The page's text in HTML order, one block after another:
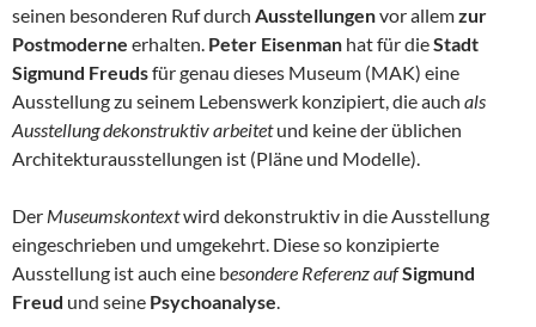
seinen besonderen Ruf durch Ausstellungenvor allemzur
Postmoderne erhalten. Peter Eisenman hat für dieStadt
Sigmund Freudsfür genau dieses Museum (MAK) eine
Ausstellung zu seinem Lebenswerk konzipiert, die auch als
Ausstellung dekonstruktiv arbeitetund keine der üblichen
Architekturausstellungen ist (Pläne und Modelle).
Der Museumskontextwird dekonstruktiv in die Ausstellung
eingeschrieben und umgekehrt. Diese so konzipierte
Ausstellung ist auch eine besondere Referenz aufSigmund
Freud und seine Psychoanalyse.